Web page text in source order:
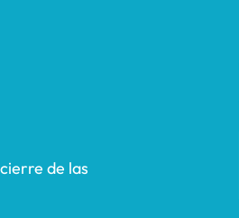
de las